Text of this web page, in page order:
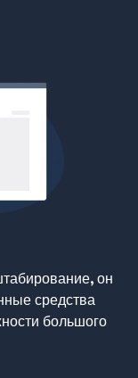
он
средства
большого